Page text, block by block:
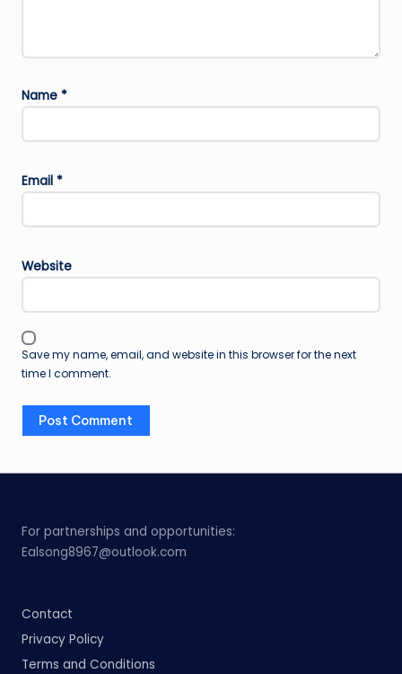
Name *
Email *
Website
Save my name, email, and website in this browser for the next
time I comment.
For partnerships and opportunities:
Ealsong8967@outlook.com
Contact
Privacy Policy
Terms and Conditions